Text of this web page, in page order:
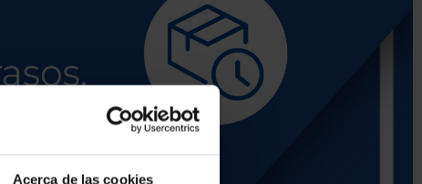
Acerca de las cookies